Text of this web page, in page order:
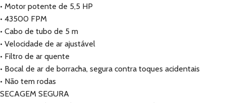
• Motor potente de 5,5 HP
• 43500 FPM
• Cabo de tubo de 5 m
• Velocidade de ar ajustável
• Filtro de ar quente
• Bocal de ar de borracha, segura contra toques acidentais
• Não tem rodas
SECAGEM SEGURA